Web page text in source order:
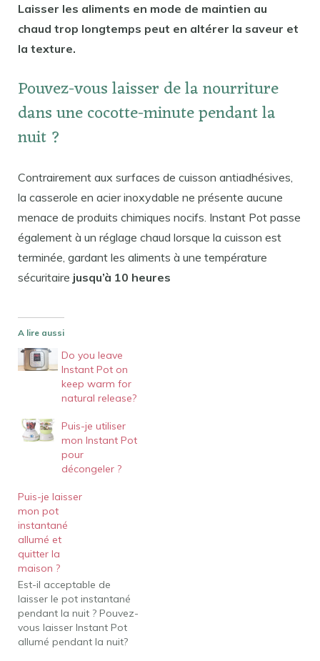
Laisser les aliments en mode de maintien au
chaud trop longtemps peut en altérer la saveur et
la texture.
Pouvez-vous laisser de la nourriture
dans une cocotte-minute pendant la
nuit ?
Contrairement aux surfaces de cuisson antiadhésives,
la casserole en acier inoxydable ne présente aucune
menace de produits chimiques nocifs. Instant Pot passe
également à un réglage chaud lorsque la cuisson est
terminée, gardant les aliments à une température
sécuritaire jusqu’à 10 heures
A lire aussi
Do you leave
Instant Pot on
keep warm for
natural release?
Puis-je utiliser
mon Instant Pot
pour
décongeler ?
Puis-je laisser
mon pot
instantané
allumé et
quitter la
maison ?
Est-il acceptable de
laisser le pot instantané
pendant la nuit ? Pouvez-
vous laisser Instant Pot
allumé pendant la nuit?